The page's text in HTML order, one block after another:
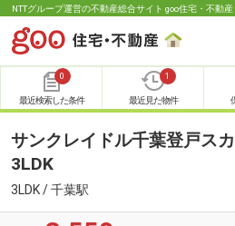
NTTグループ運営の不動産総合サイト goo住宅・不動産
0
最近検索した条件
1
最近見た物件
サンクレイドル千葉登戸ス
3LDK
3LDK / 千葉駅